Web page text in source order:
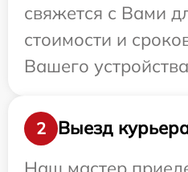
свяжется с Вами
стоимости и
Вашего
2
Выезд